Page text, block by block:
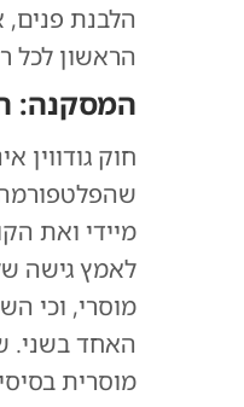
הלבנת
הראשון לכל
המסקנה:
חוק גודווין
מיידי ואת
לאמץ גישה
מוסרי, וכי
האחד בשני.
מוסרית